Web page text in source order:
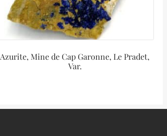
Azurite, Mine de Cap Garonne, Le Pradet,
Var.